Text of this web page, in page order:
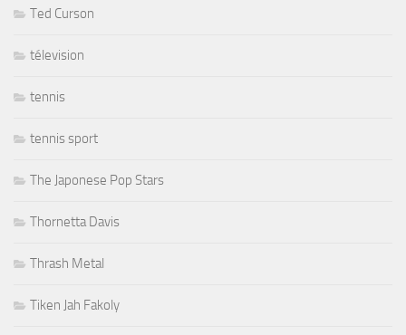
Ted Curson
télevision
tennis
tennis sport
The Japonese Pop Stars
Thornetta Davis
Thrash Metal
Tiken Jah Fakoly